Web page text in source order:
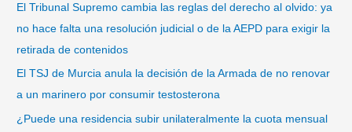
El Tribunal Supremo cambia las reglas del derecho al olvido: ya
no hace falta una resolución judicial o de la AEPD para exigir la
retirada de contenidos
El TSJ de Murcia anula la decisión de la Armada de no renovar
a un marinero por consumir testosterona
¿Puede una residencia subir unilateralmente la cuota mensual